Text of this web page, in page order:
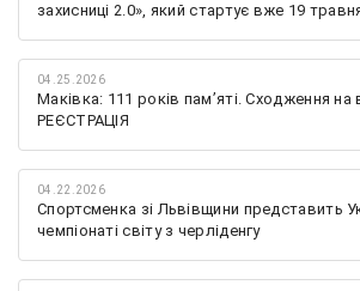
захисниці 2.0», який стартує вже 19
04.25.2026
Маківка: 111 років пам’яті. Сходження на
РЕЄСТРАЦІЯ
04.22.2026
Спортсменка зі Львівщини представить
чемпіонаті світу з черліденгу